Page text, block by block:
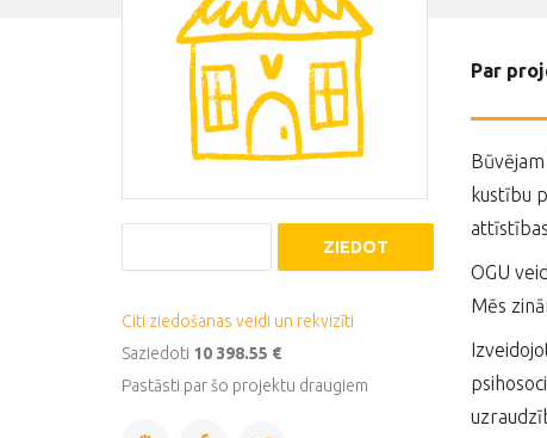
ZIEDOT
Citi ziedošanas veidi un rekvizīti
Saziedoti 10 398.55 €
Pastāsti par šo projektu draugiem
Par
kustību
OGU
Mēs